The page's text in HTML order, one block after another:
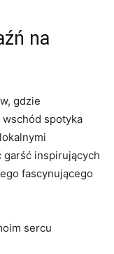
na
gdzie‌
spotyka
garść inspirujących
fascynującego‌
⁢sercu​